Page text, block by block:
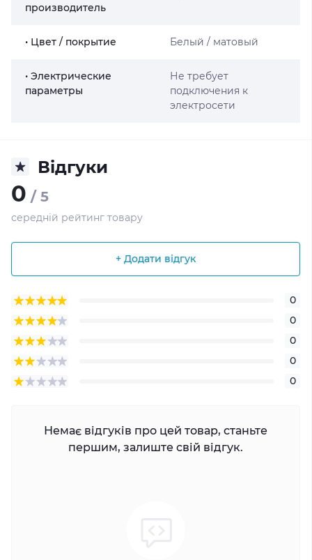
производитель
• Цвет / покрытие Белый / матовый
• Электрические
параметры
Не требует
подключения к
электросети
Відгуки
0 / 5
середній рейтинг товару
+ Додати відгук
0
0
0
0
0
Немає відгуків про цей товар, станьте
першим, залиште свій відгук.